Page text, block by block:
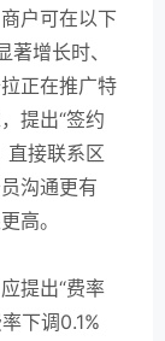
户可在以下
增长时、
正在推广特
提出“签约
直接联系区
沟通更有
高。
提出“费率
下调0.1%